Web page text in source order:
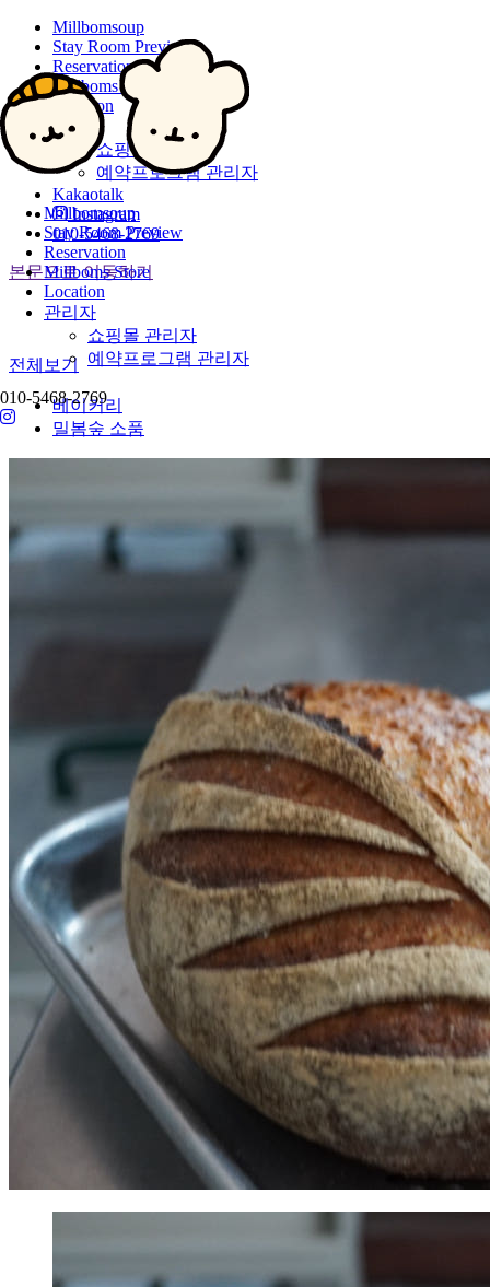
Millbomsoup
Stay Room Preview
Reservation
Millboms Store
Location
관리자
쇼핑몰 관리자
예약프로그램 관리자
010-5468-2769
Millbomsoup
Stay Room Preview
Reservation
Millboms Store
Location
관리자
쇼핑몰 관리자
예약프로그램 관리자
Kakaotalk
Instagram
010-5468-2769
본문으로 이동하기
전체보기
베이커리
밀봄숲 소품